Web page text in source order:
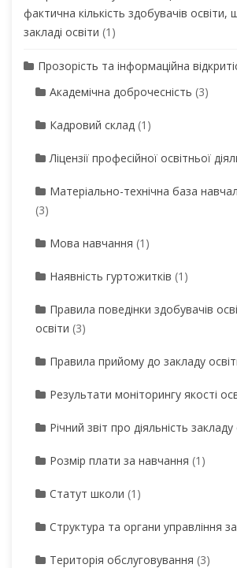
фактична кількість здобувачів
закладі освіти (1)
Прозорість та інформаційна
Академічна доброчесність (3)
Кадровий склад (1)
Ліцензії професійної освітньої
Матеріально-технічна база
(3)
Мова навчання (1)
Наявність гуртожитків (1)
Правила поведінки здобувачів
освіти (3)
Правила прийому до закладу
Результати моніторингу якості
Річний звіт про діяльність закладу
Розмір плати за навчання (1)
Статут школи (1)
Структура та органи управління
Територія обслуговування (3)